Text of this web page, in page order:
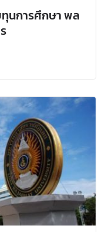
นการศึกษา พล